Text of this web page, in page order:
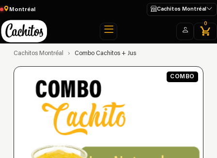
Montréal Cachitos Montréal
0
Cachitos Montréal › Combo Cachitos + Jus
COMBO